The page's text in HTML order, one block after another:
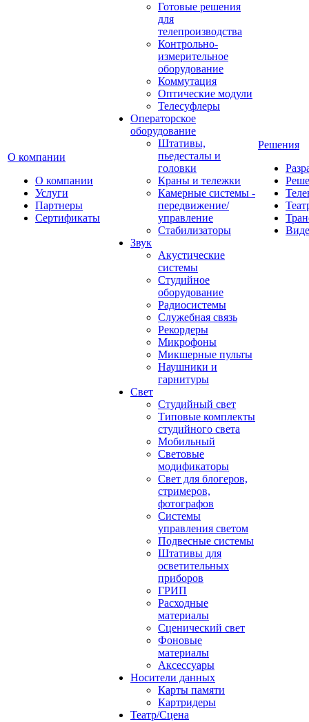
О компании
О компании
Услуги
Партнеры
Сертификаты
Готовые решения
для
телепроизводства
Контрольно-
измерительное
оборудование
Коммутация
Оптические модули
Телесуфлеры
Операторское
оборудование
Штативы,
пьедесталы и
головки
Краны и тележки
Камерные системы -
передвижение/
управление
Стабилизаторы
Звук
Акустические
системы
Студийное
оборудование
Радиосистемы
Служебная связь
Рекордеры
Микрофоны
Микшерные пульты
Наушники и
гарнитуры
Свет
Студийный свет
Типовые комплекты
студийного света
Мобильный
Световые
модификаторы
Свет для блогеров,
стримеров,
фотографов
Системы
управления светом
Подвесные системы
Штативы для
осветительных
приборов
ГРИП
Расходные
материалы
Сценический свет
Фоновые
материалы
Аксессуары
Носители данных
Карты памяти
Картридеры
Театр/Сцена
Решения